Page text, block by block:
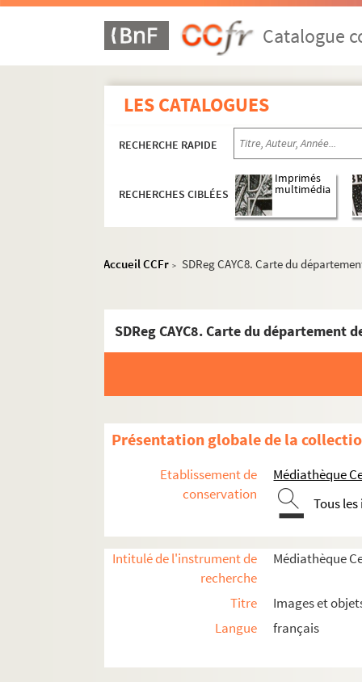
Catalogue
LES CATALOGUES
RECHERCHE RAPIDE
RECHERCHES CIBLÉES
Imprimés
multimédia
Accueil CCFr > SDReg CAYC8. Carte du
Présentation globale de la
Etablissement de
conservation
Médiathèque
Tous
Intitulé de l'instrument de
recherche
Médiathèque
Titre
Images et
Langue
français
Vie du territoire
Saint-Denis et sa région
SDReg CA1. Environs de Paris
SDReg CA2. Village de la Chapelle
SDReg CA3. Carte de la prevosté
SDReg CA5. Plan de Paris et ses
SDReg CA6. Saint-Denis, environs
SDReg CA7. Département de la